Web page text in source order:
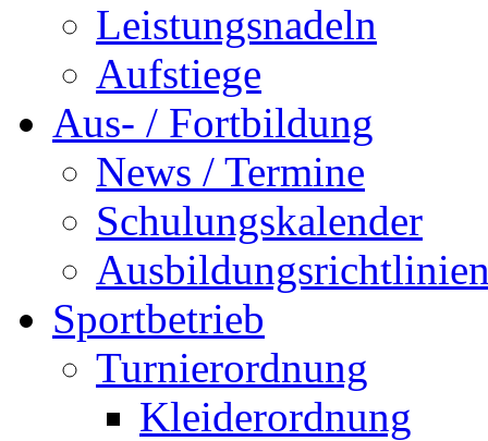
Leistungsnadeln
Aufstiege
Aus- / Fortbildung
News / Termine
Schulungskalender
Sportbetrieb
Turnierordnung
Kleiderordnung